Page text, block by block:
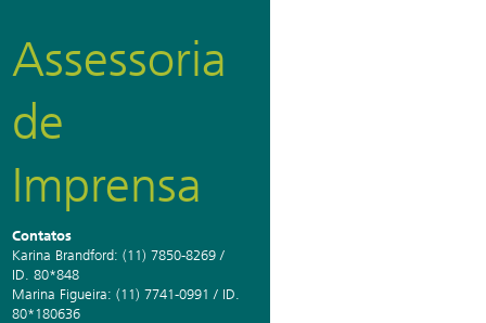
Assessoria
de
Imprensa
Contatos
Karina Brandford: (11) 7850-8269 /
ID. 80*848
Marina Figueira: (11) 7741-0991 / ID.
80*180636